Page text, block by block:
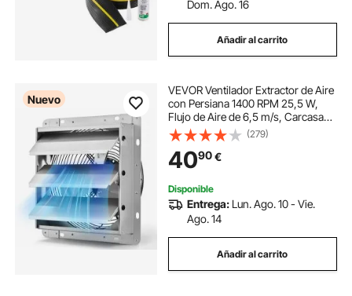
Dom. Ago. 16
Añadir al carrito
Nuevo
VEVOR Ventilador Extractor de Aire
con Persiana 1400 RPM 25,5 W,
Flujo de Aire de 6,5 m/s, Carcasa
de Acero, Ventilador Industrial de
Pared con Cable Precableado para
Garaje, Taller, Cobertizo y Ático
(279)
4090€
Disponible
Entrega: Lun. Ago. 10 - Vie.
Ago. 14
Añadir al carrito